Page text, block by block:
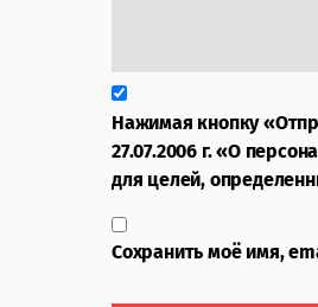
Нажимая кнопку
27.07.2006 г. «О
для целей,
Сохранить моё имя,